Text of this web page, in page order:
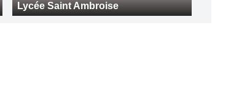
Lycée Saint Ambroise